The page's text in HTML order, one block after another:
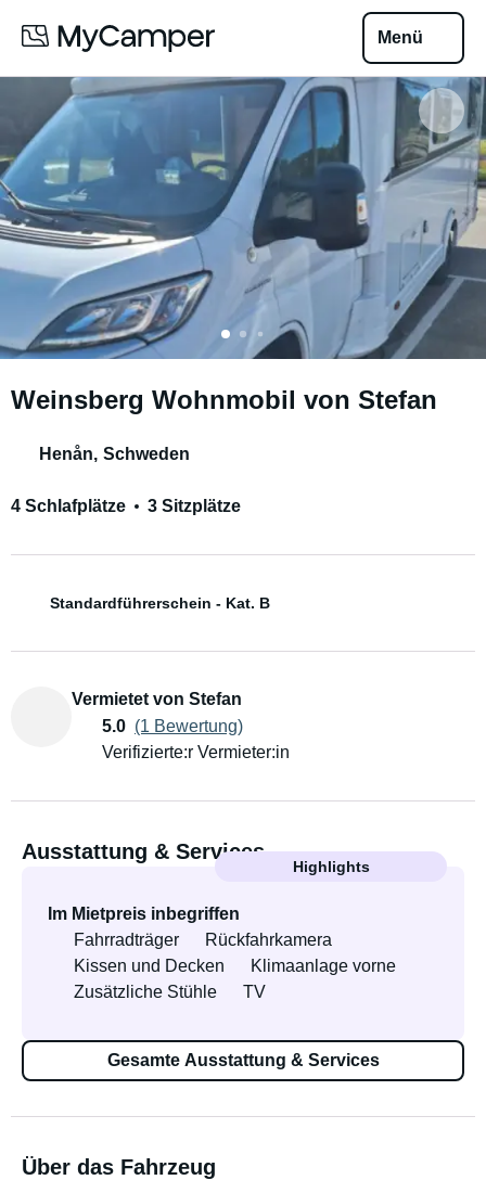
Menü
Weinsberg Wohnmobil von Stefan
Henån, Schweden
4 Schlafplätze 3 Sitzplätze
Standardführerschein - Kat. B
Vermietet von Stefan
5.0 (1 Bewertung)
Verifizierte:r Vermieter:in
Ausstattung & Services
Highlights
Im Mietpreis inbegriffen
Fahrradträger
Rückfahrkamera
Kissen und Decken
Klimaanlage vorne
Zusätzliche Stühle
TV
Gesamte Ausstattung & Services
Über das Fahrzeug